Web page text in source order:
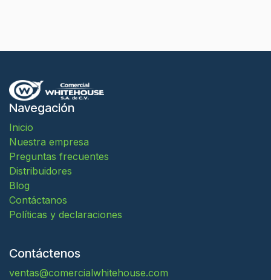
Navegación
Inicio
Nuestra empresa
Preguntas frecuentes
Distribuidores
Blog
Contáctanos
Políticas y declaraciones
Contáctenos
ventas@comercialwhitehouse.com